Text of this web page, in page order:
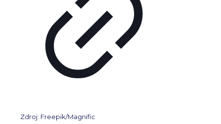
Zdroj: Freepik/Magnific